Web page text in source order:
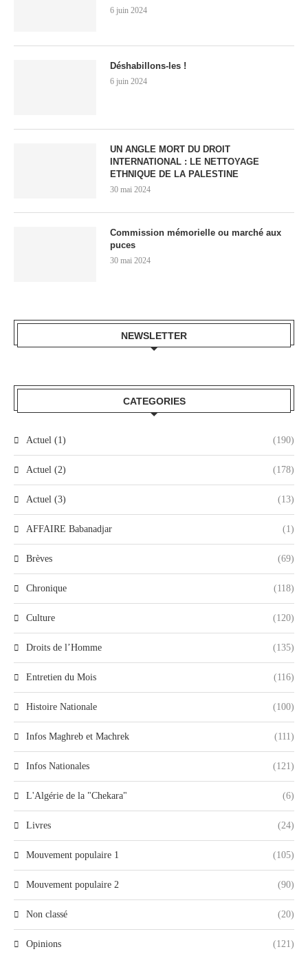
6 juin 2024
Déshabillons-les !
6 juin 2024
UN ANGLE MORT DU DROIT
INTERNATIONAL : LE NETTOYAGE
ETHNIQUE DE LA PALESTINE
30 mai 2024
Commission mémorielle ou marché aux
puces
30 mai 2024
NEWSLETTER
CATEGORIES
Actuel (1) (190)
Actuel (2) (178)
Actuel (3) (13)
AFFAIRE Babanadjar (1)
Brèves (69)
Chronique (118)
Culture (120)
Droits de l’Homme (135)
Entretien du Mois (116)
Histoire Nationale (100)
Infos Maghreb et Machrek (111)
Infos Nationales (121)
L'Algérie de la "Chekara" (6)
Livres (24)
Mouvement populaire 1 (105)
Mouvement populaire 2 (90)
Non classé (20)
Opinions (121)